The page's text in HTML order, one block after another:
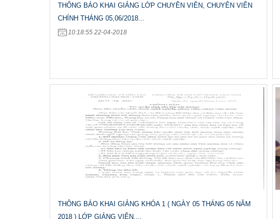
THÔNG BÁO KHAI GIẢNG LỚP CHUYÊN VIÊN, CHUYÊN VIÊN
CHÍNH THÁNG 05,06/2018...
10:18:55 22-04-2018
THÔNG BÁO KHAI GIẢNG KHÓA 1 ( NGÀY 05 THÁNG 05 NĂM
2018 ) LỚP GIẢNG VIÊN,...